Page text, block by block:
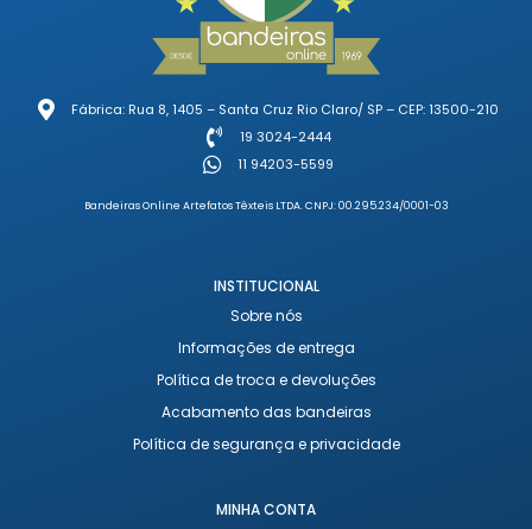
Fábrica: Rua 8, 1405 – Santa Cruz Rio Claro/ SP – CEP: 13500-210
19 3024-2444
11 94203-5599
Bandeiras Online Artefatos Têxteis LTDA. CNPJ: 00.295.234/0001-03
INSTITUCIONAL
Sobre nós
Informações de entrega
Política de troca e devoluções
Acabamento das bandeiras
Política de segurança e privacidade
MINHA CONTA